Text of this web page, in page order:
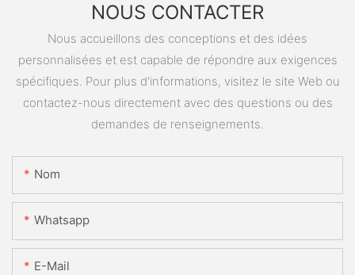
NOUS CONTACTER
Nous accueillons des conceptions et des idées
personnalisées et est capable de répondre aux exigences
spécifiques. Pour plus d'informations, visitez le site Web ou
contactez-nous directement avec des questions ou des
demandes de renseignements.
Nom
Whatsapp
E-Mail